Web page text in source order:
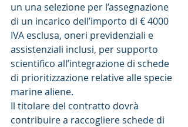
un una selezione per l’assegnazione
di un incarico dell’importo di € 4000
IVA esclusa, oneri previdenziali e
assistenziali inclusi, per supporto
scientifico all’integrazione di schede
di prioritizzazione relative alle specie
marine aliene.
Il titolare del contratto dovrà
contribuire a raccogliere schede di